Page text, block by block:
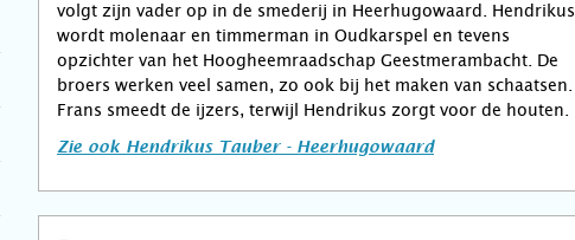
volgt zijn vader op in de smederij in Heerhugowaard. Hendrikus
wordt molenaar en timmerman in Oudkarspel en tevens
opzichter van het Hoogheemraadschap Geestmerambacht. De
broers werken veel samen, zo ook bij het maken van schaatsen.
Frans smeedt de ijzers, terwijl Hendrikus zorgt voor de houten.
Zie ook Hendrikus Tauber - Heerhugowaard